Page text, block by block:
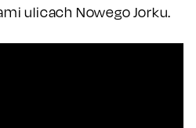
ulicach Nowego Jorku.